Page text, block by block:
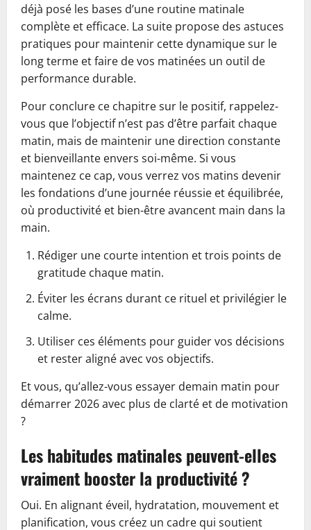
déjà posé les bases d’une routine matinale
complète et efficace. La suite propose des astuces
pratiques pour maintenir cette dynamique sur le
long terme et faire de vos matinées un outil de
performance durable.
Pour conclure ce chapitre sur le positif, rappelez-
vous que l’objectif n’est pas d’être parfait chaque
matin, mais de maintenir une direction constante
et bienveillante envers soi‑même. Si vous
maintenez ce cap, vous verrez vos matins devenir
les fondations d’une journée réussie et équilibrée,
où productivité et bien-être avancent main dans la
main.
Rédiger une courte intention et trois points de
gratitude chaque matin.
Éviter les écrans durant ce rituel et privilégier le
calme.
Utiliser ces éléments pour guider vos décisions
et rester aligné avec vos objectifs.
Et vous, qu’allez-vous essayer demain matin pour
démarrer 2026 avec plus de clarté et de motivation
?
Les habitudes matinales peuvent-elles
vraiment booster la productivité ?
Oui. En alignant éveil, hydratation, mouvement et
planification, vous créez un cadre qui soutient